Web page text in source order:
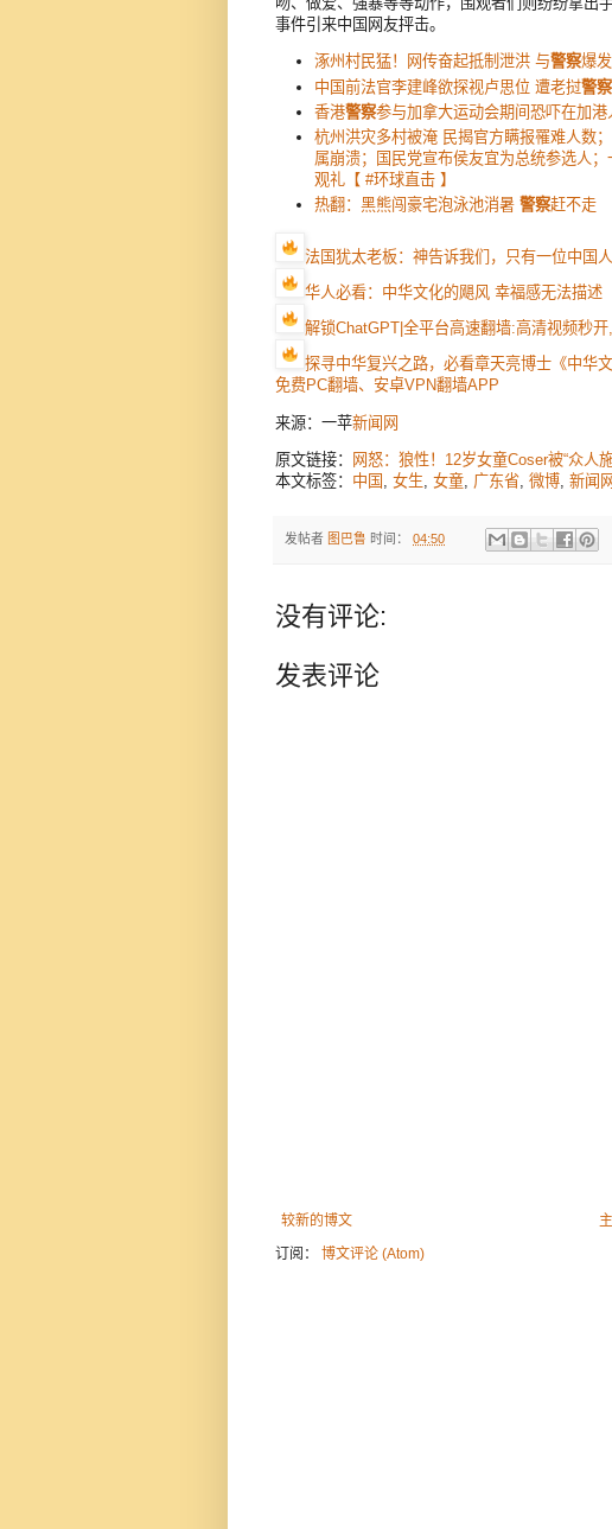
事件引来中国网友抨击。
涿州村民猛！网传奋起抵制泄洪 与警察爆
中国前法官李建峰欲探视卢思位 遭老挝警察
香港警察参与加拿大运动会期间恐吓在加港
杭州洪灾多村被淹 民揭官方瞒报罹难人数
属崩溃；国民党宣布侯友宜为总统参选人
观礼【 #环球直击 】
热翻：黑熊闯豪宅泡泳池消暑 警察赶不走
法国犹太老板：神告诉我们，只有一位中国
华人必看：中华文化的飓风 幸福感无法描述
解锁ChatGPT|全平台高速翻墙:高清视频秒
探寻中华复兴之路，必看章天亮博士《中华文
免费PC翻墙、安卓VPN翻墙APP
来源：一苹新闻网
原文链接： 网怒：狼性！12岁女童Coser被“众人
本文标签： 中国 女生 女童 广东省 微博 新闻网
发帖者 图巴鲁 时间： 04:50
没有评论:
发表评论
较新的博文
订阅： 博文评论 (Atom)